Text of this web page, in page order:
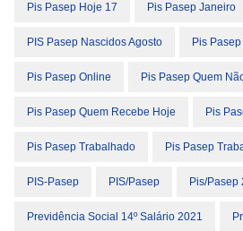
Pis Pasep Hoje 17 Pis Pasep Janeiro
PIS Pasep Nascidos Agosto Pis
Pis Pasep Online Pis Pasep Quem
Pis Pasep Quem Recebe Hoje Pis
Pis Pasep Trabalhado Pis Pasep
PIS-Pasep PIS/Pasep Pis/pasep
Previdência Social 14º Salário 2021